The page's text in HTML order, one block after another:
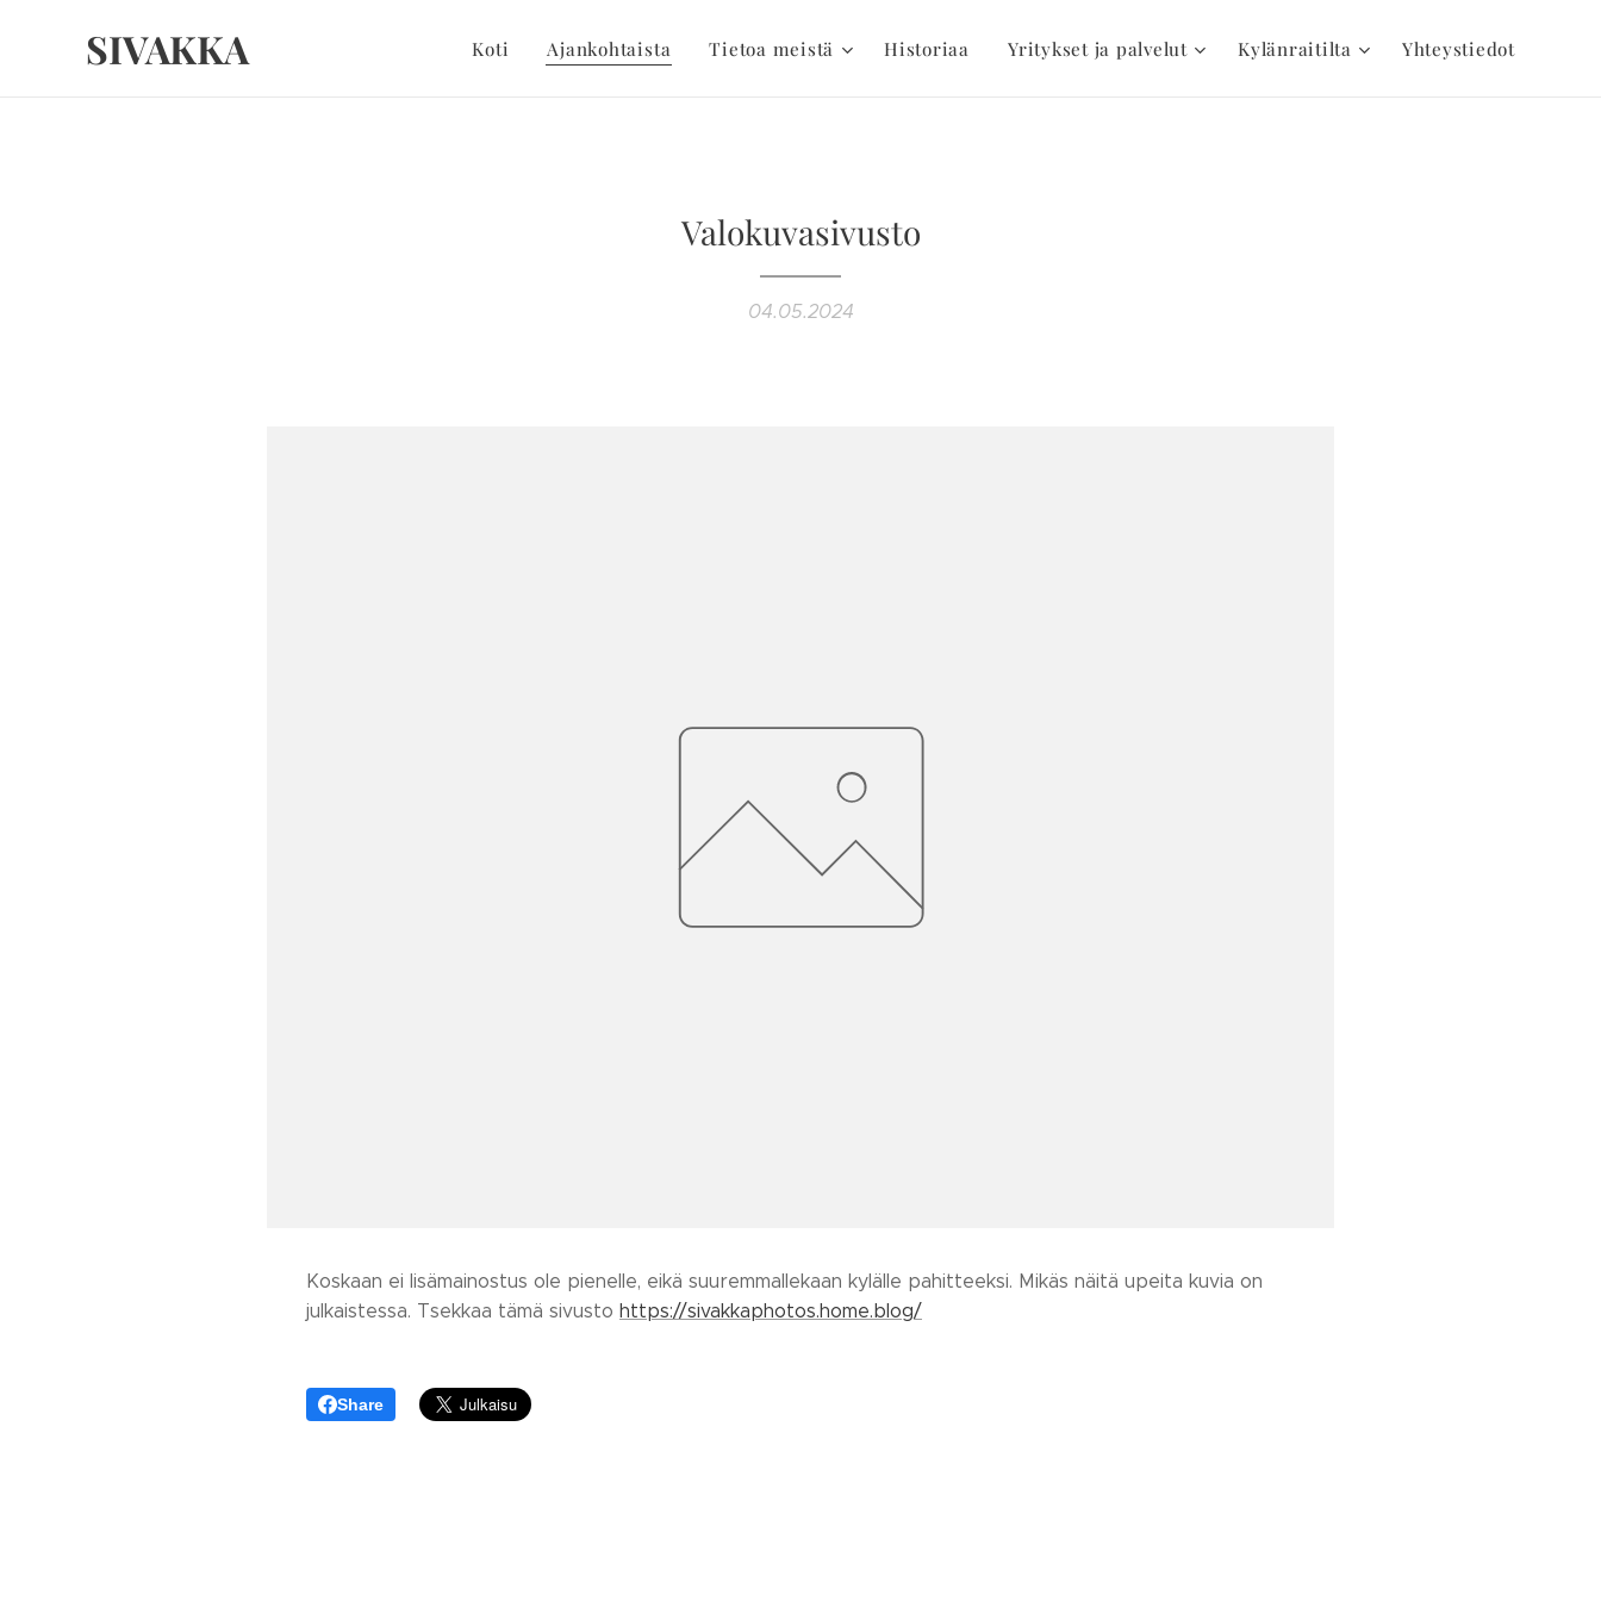
SIVAKKA Koti Ajankohtaista Tietoa meistä Historiaa Yritykset ja palvelut Kylänraitilta Yhteystiedot
Valokuvasivusto
04.05.2024
Koskaan ei lisämainostus ole pienelle, eikä suuremmallekaan kylälle pahitteeksi. Mikäs näitä upeita kuvia on
julkaistessa. Tsekkaa tämä sivusto https://sivakkaphotos.home.blog/
Share